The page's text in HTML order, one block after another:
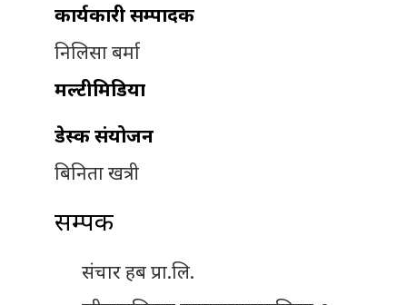
कार्यकारी सम्पादक
निलिसा बर्मा
मल्टीमिडिया
डेस्क संयोजन
बिनिता खत्री
सम्पर्क
संचार हब प्रा.लि.